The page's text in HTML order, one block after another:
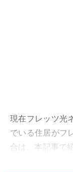
現在フレッツ光
でいる住居がフ
合は、本記事で